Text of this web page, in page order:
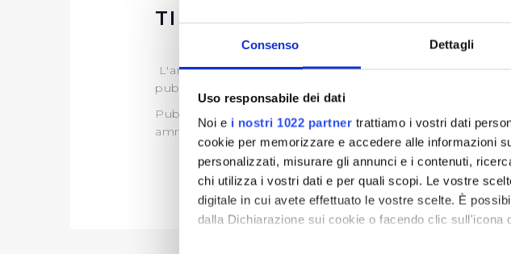
Consenso Dettagli
Uso responsabile dei dati
Noi e i nostri 1022 partner trattiamo i vostri dati
cookie per memorizzare e accedere alle informazioni
personalizzati, misurare gli annunci e i contenuti,
chi utilizza i vostri dati e per quali scopi. Le vostre
digitale in cui avete effettuato le vostre scelte. È
dalla Dichiarazione sui cookie o facendo clic sull'icona
TIPOLOGIA DI PROCEDIMENTO
L'art.35 del D.lgs. 33/2013, disciplina i procedimenti
pubblico interesse.
Publiacqua pertanto, ai sensi di detta normativa,
amministrativo di propria competenza.